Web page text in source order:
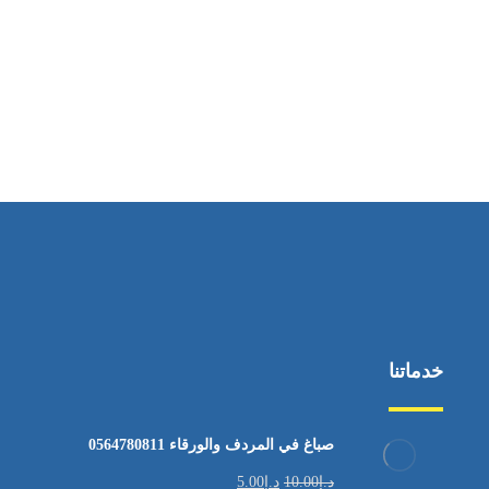
خدماتنا
صباغ في المردف والورقاء 0564780811
د.إ10.00 د.إ 5.00